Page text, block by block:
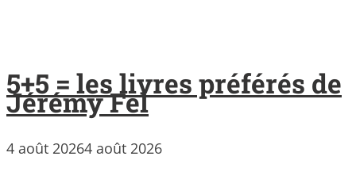
5+5 = les livres préférés de
Jérémy Fel
4 août 20264 août 2026